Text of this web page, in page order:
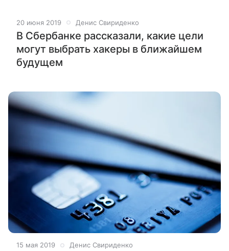
20 июня 2019 Денис Свириденко
В Сбербанке рассказали, какие цели
могут выбрать хакеры в ближайшем
будущем
15 мая 2019 Денис Свириденко